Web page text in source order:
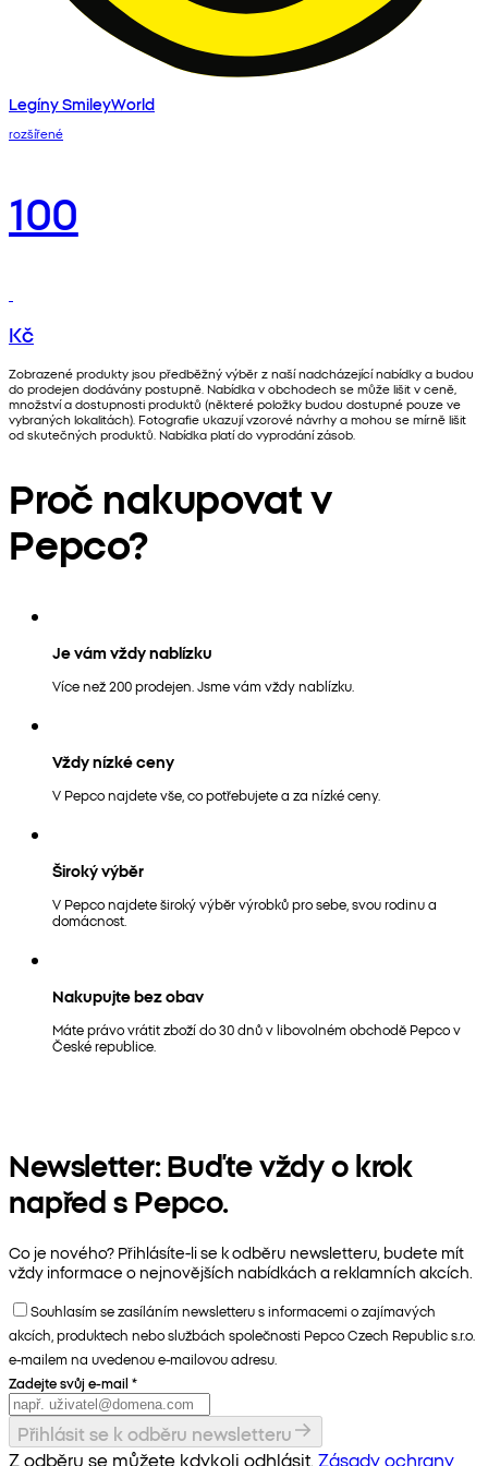
Legíny SmileyWorld
rozšířené
100
Kč
Zobrazené produkty jsou předběžný výběr z naší nadcházející nabídky a budou
do prodejen dodávány postupně. Nabídka v obchodech se může lišit v ceně,
množství a dostupnosti produktů (některé položky budou dostupné pouze ve
vybraných lokalitách). Fotografie ukazují vzorové návrhy a mohou se mírně lišit
od skutečných produktů. Nabídka platí do vyprodání zásob.
Proč nakupovat v
Pepco?
Je vám vždy nablízku
Více než 200 prodejen. Jsme vám vždy nablízku.
Vždy nízké ceny
V Pepco najdete vše, co potřebujete a za nízké ceny.
Široký výběr
V Pepco najdete široký výběr výrobků pro sebe, svou rodinu a
domácnost.
Nakupujte bez obav
Máte právo vrátit zboží do 30 dnů v libovolném obchodě Pepco v
České republice.
Newsletter: Buďte vždy o krok
napřed s Pepco.
Co je nového? Přihlásíte-li se k odběru newsletteru, budete mít
vždy informace o nejnovějších nabídkách a reklamních akcích.
Souhlasím se zasíláním newsletteru s informacemi o zajímavých
akcích, produktech nebo službách společnosti Pepco Czech Republic s.r.o.
e-mailem na uvedenou e-mailovou adresu.
Zadejte svůj e-mail *
Přihlásit se k odběru newsletteru
Z odběru se můžete kdykoli odhlásit. Zásady ochrany